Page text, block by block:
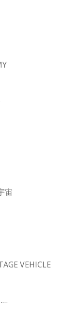
宙
VEHICLE